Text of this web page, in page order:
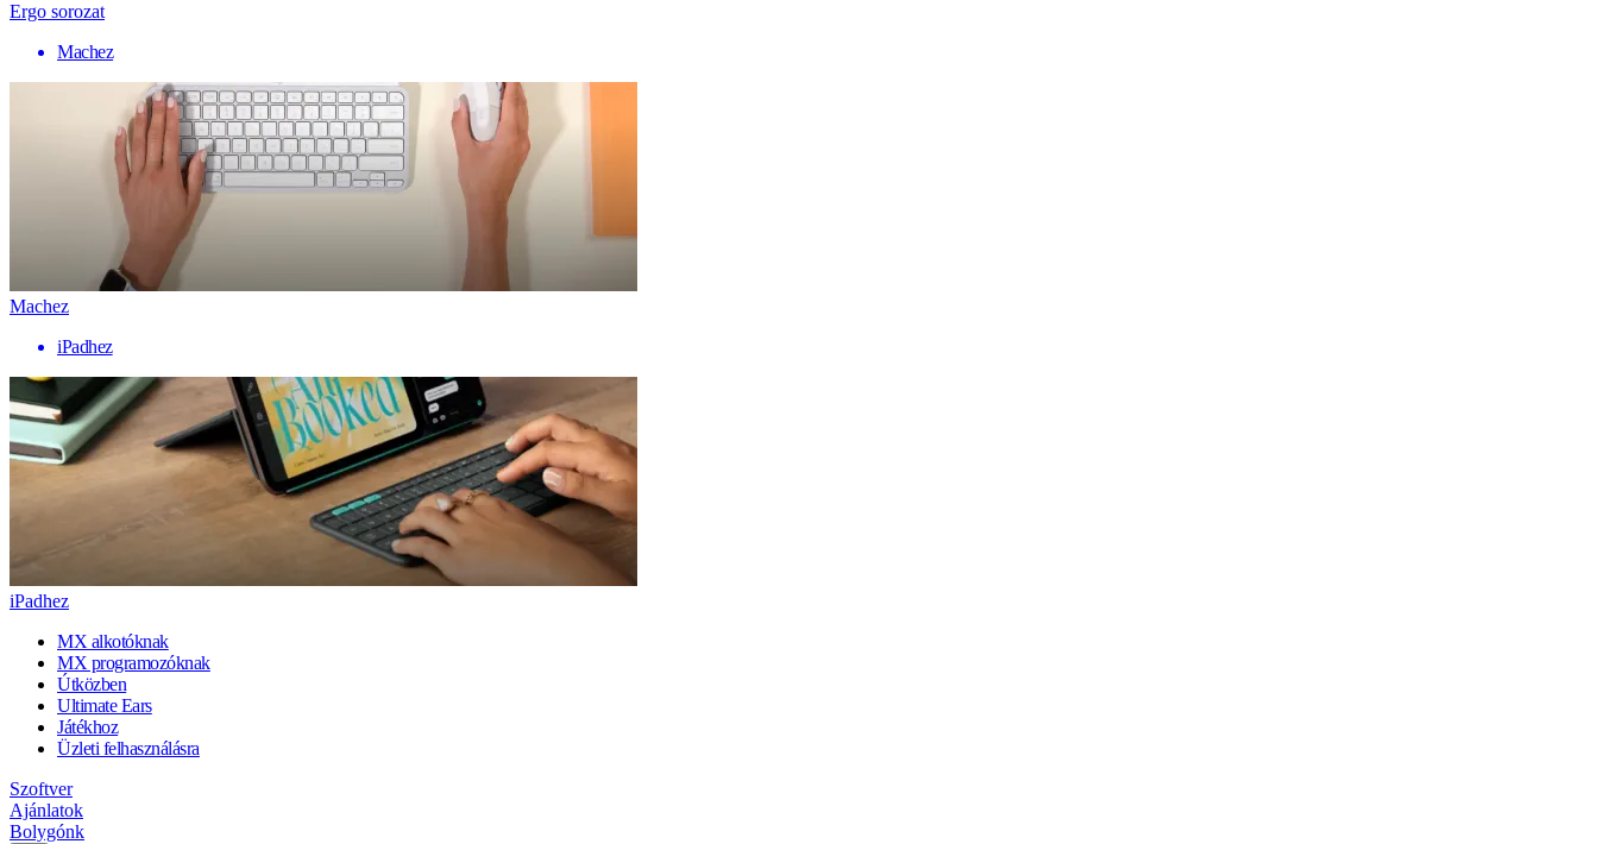
Ergo sorozat
Machez
Machez
iPadhez
iPadhez
MX alkotóknak
MX programozóknak
Útközben
Ultimate Ears
Játékhoz
Üzleti felhasználásra
Szoftver
Ajánlatok
Bolygónk